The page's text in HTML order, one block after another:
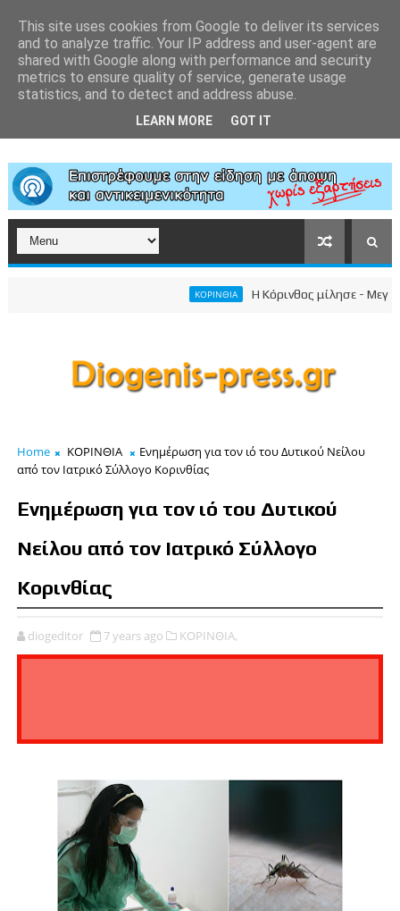
ΚΟΡΙΝΘΙΑ Η Κόρινθος μίλησε -
Home ΚΟΡΙΝΘΙΑ
Eνημέρωση για τον ιό του Δυτικού Νείλου
από τον Ιατρικό Σύλλογο Κορινθίας
Eνημέρωση για τον ιό του Δυτικού
Νείλου από τον Ιατρικό Σύλλογο
Κορινθίας
diogeditor 7 years ago ΚΟΡΙΝΘΙΑ,
This site uses cookies from Google to deliver its services
and to analyze traffic. Your IP address and user-agent are
shared with Google along with performance and security
metrics to ensure quality of service, generate usage
statistics, and to detect and address abuse.
LEARN MORE GOT IT